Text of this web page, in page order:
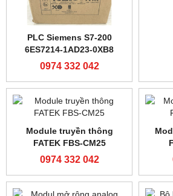
Màn hình Proface
GP4501TADW/PFXGP4501TADW
0974 332 042
PWS5610T-S
0974 332 042